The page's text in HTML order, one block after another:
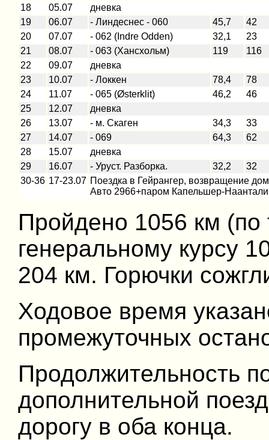
18
05.07
дневка
19
06.07 - Линдеснес - 060 45,7
42
20
07.07 - 062 (Indre Odden) 32,1
23
21
08.07 - 063 (Хансхольм) 119
116
22
09.07
дневка
23
10.07 - Локкен 78,4
78
24
11.07 - 065 (Østerklit) 46,2
46
25
12.07
дневка
26
13.07 - м. Скаген 34,3
33
27
14.07 - 069 64,3
62
28
15.07
дневка
29
16.07 - Уруст. Разборка. 32,2
32
30-36 17-23.07 Поездка в Гейрангер, возвращение
Авто 2966+паром Капельшер-Наантали
Пройдено 1056 км (по
генеральному курсу
204 км. Горючки
Ходовое время
промежуточных
Продолжительность
дополнительной
дорогу в оба конца.